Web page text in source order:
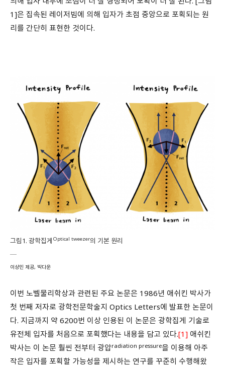
1]은 집속된 레이저빔에 의해 입자가 초점 중앙으로 포획되는 원
리를 간단히 표현한 것이다.
그림1. 광학집게 Optical tweezer의 기본 원리
이상민 제공, 박다운
이번 노벨물리학상과 관련된 주요 논문은 1986년 애쉬킨 박사가
첫 번째 저자로 광학전문학술지 Optics Letters에 발표한 논문이
다. 지금까지 약 6200번 이상 인용된 이 논문은 광학집게 기술로
유전체 입자를 처음으로 포획했다는 내용을 담고 있다.[1] 애쉬킨
박사는 이 논문 훨씬 전부터 광압radiation pressure을 이용해 아주
작은 입자를 포획할 가능성을 제시하는 연구를 꾸준히 수행해왔